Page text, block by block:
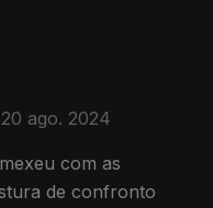
20 ago. 2024
com as
de confronto